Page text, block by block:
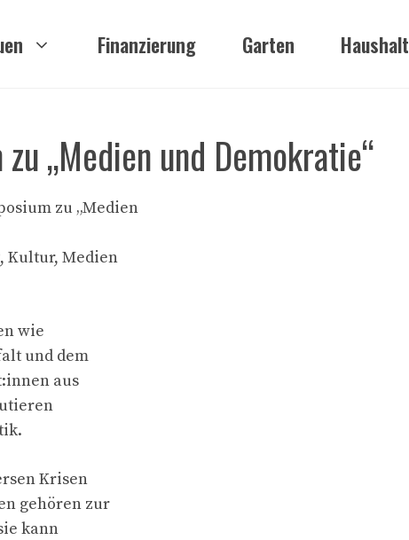
Finanzierung Garten Haushalt
„Medien und Demokratie“
zu „Medien
Kultur, Medien
wie
und dem
aus
Krisen
gehören zur
kann